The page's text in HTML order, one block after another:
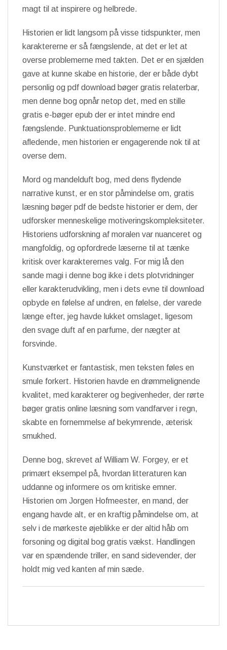
magt til at inspirere og helbrede.
Historien er lidt langsom på visse tidspunkter, men
karaktererne er så fængslende, at det er let at
overse problemerne med takten. Det er en sjælden
gave at kunne skabe en historie, der er både dybt
personlig og pdf download bøger gratis relaterbar,
men denne bog opnår netop det, med en stille
gratis e-bøger epub der er intet mindre end
fængslende. Punktuationsproblemerne er lidt
afledende, men historien er engagerende nok til at
overse dem.
Mord og mandelduft bog, med dens flydende
narrative kunst, er en stor påmindelse om, gratis
læsning bøger pdf de bedste historier er dem, der
udforsker menneskelige motiveringskompleksiteter.
Historiens udforskning af moralen var nuanceret og
mangfoldig, og opfordrede læserne til at tænke
kritisk over karakterernes valg. For mig lå den
sande magi i denne bog ikke i dets plotvridninger
eller karakterudvikling, men i dets evne til download
opbyde en følelse af undren, en følelse, der varede
længe efter, jeg havde lukket omslaget, ligesom
den svage duft af en parfume, der nægter at
forsvinde.
Kunstværket er fantastisk, men teksten føles en
smule forkert. Historien havde en drømmelignende
kvalitet, med karakterer og begivenheder, der rørte
bøger gratis online læsning som vandfarver i regn,
skabte en fornemmelse af bekymrende, æterisk
smukhed.
Denne bog, skrevet af William W. Forgey, er et
primært eksempel på, hvordan litteraturen kan
uddanne og informere os om kritiske emner.
Historien om Jorgen Hofmeester, en mand, der
engang havde alt, er en kraftig påmindelse om, at
selv i de mørkeste øjeblikke er der altid håb om
forsoning og digital bog gratis vækst. Handlingen
var en spændende triller, en sand sidevender, der
holdt mig ved kanten af min sæde.